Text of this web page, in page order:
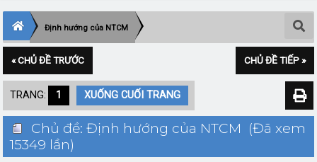
Định hướng của NTCM
« CHỦ ĐỀ TRƯỚC CHỦ ĐỀ TIẾP »
TRANG: 1 XUỐNG CUỐI TRANG
Chủ đề: Định hướng của NTCM (Đã xem
15349 lần)